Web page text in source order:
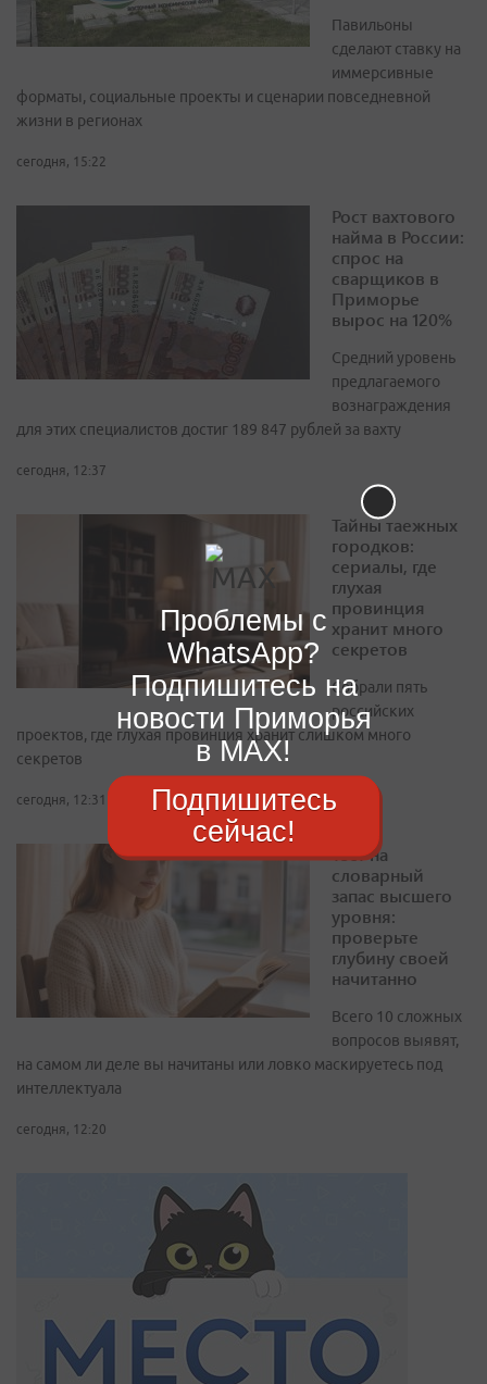
Павильоны
сделают ставку на
иммерсивные
форматы, социальные проекты и сценарии повседневной
жизни в регионах
сегодня, 15:22
Рост вахтового
найма в России:
спрос на
сварщиков в
Приморье
вырос на 120%
Средний уровень
предлагаемого
вознаграждения
для этих специалистов достиг 189 847 рублей за вахту
сегодня, 12:37
Тайны таежных
городков:
сериалы, где
глухая
провинция
хранит много
секретов
Собрали пять
российских
проектов, где глухая провинция хранит слишком много
секретов
сегодня, 12:31
Тест на
словарный
запас высшего
уровня:
проверьте
глубину своей
начитанно
Всего 10 сложных
вопросов выявят,
на самом ли деле вы начитаны или ловко маскируетесь под
интеллектуала
сегодня, 12:20
Проблемы с
WhatsApp?
Подпишитесь на
новости Приморья
в MAX!
Подпишитесь
сейчас!